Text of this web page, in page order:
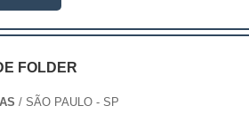
FOLDER
/ SÃO PAULO - SP